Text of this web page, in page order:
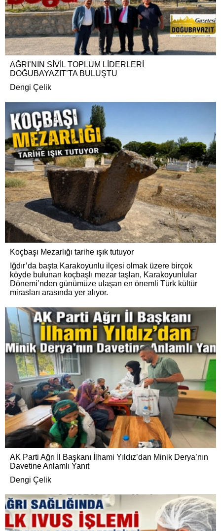
AĞRI’NIN SİVİL TOPLUM LİDERLERİ
DOĞUBAYAZIT’TA BULUŞTU
Dengi Çelik
Koçbaşı Mezarlığı tarihe ışık tutuyor
Iğdır’da başta Karakoyunlu ilçesi olmak üzere birçok
köyde bulunan koçbaşlı mezar taşları, Karakoyunlular
Dönemi’nden günümüze ulaşan en önemli Türk kültür
mirasları arasında yer alıyor.
AK Parti Ağrı İl Başkanı İlhami Yıldız’dan Minik Derya’nın
Davetine Anlamlı Yanıt
Dengi Çelik